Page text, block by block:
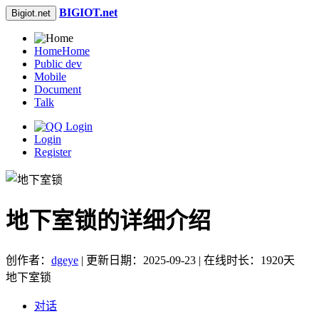
Bigiot.net BIGIOT.net
HomeHome
Public dev
Mobile
Document
Talk
Login
Register
地下室锁的详细介绍
创作者： dgeye | 更新日期：2025-09-23 | 在线时长：1920天
地下室锁
对话